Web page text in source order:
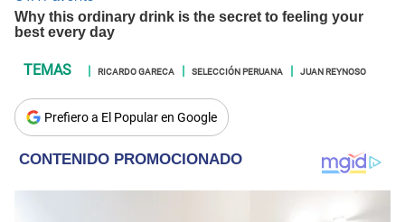
RICARDO GARECA SELECCIÓN PERUANA JUAN REYNOSO
Prefiero a El Popular en Google